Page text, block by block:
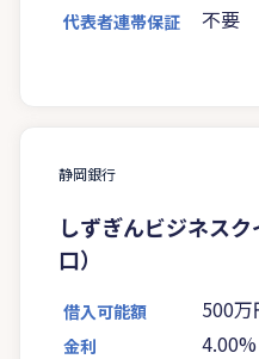
代表者連帯保証 不要
静岡銀行
しずぎんビジネス
口）
借入可能額 500万
金利 4.00%